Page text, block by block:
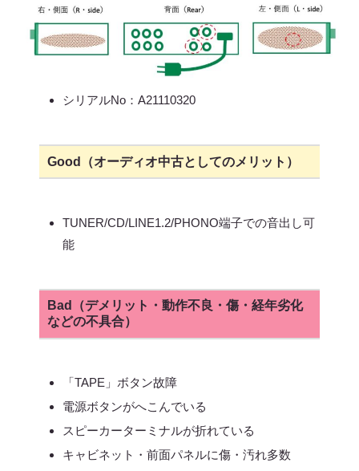
シリアルNo：A21110320
Good（オーディオ中古としてのメリット）
TUNER/CD/LINE1.2/PHONO端子での音出し可
能
Bad（デメリット・動作不良・傷・経年劣化
などの不具合）
「TAPE」ボタン故障
電源ボタンがへこんでいる
スピーカーターミナルが折れている
キャビネット・前面パネルに傷・汚れ多数